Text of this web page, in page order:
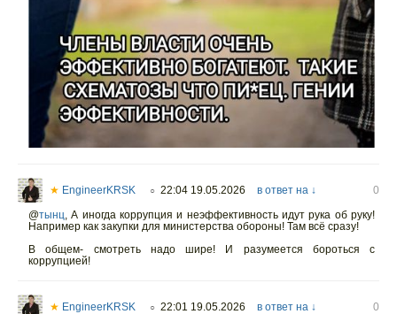
★ EngineerKRSK ○ 22:04 19.05.2026 в ответ на ↓
0
@тынц А иногда коррупция и неэффективность идут рука об руку!
Например как закупки для министерства обороны! Там всё сразу!
В общем- смотреть надо шире! И разумеется бороться с
коррупцией!
★ EngineerKRSK ○ 22:01 19.05.2026 в ответ на ↓
0